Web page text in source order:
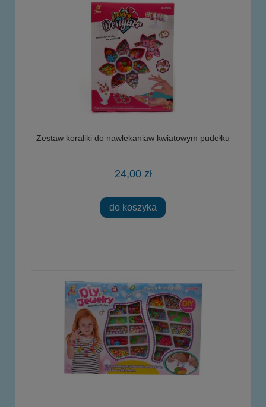
Zestaw koraliki do nawlekaniaw kwiatowym pudełku
24,00 zł
do koszyka